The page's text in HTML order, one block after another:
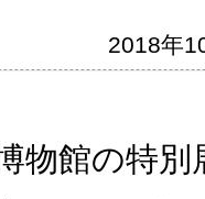
2018年
物館の特別